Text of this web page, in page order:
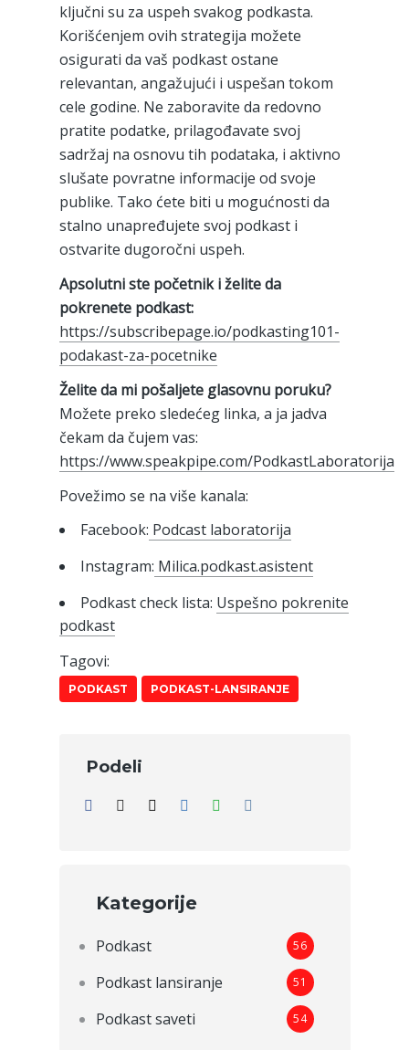
ključni su za uspeh svakog podkasta.
Korišćenjem ovih strategija možete
osigurati da vaš podkast ostane
relevantan, angažujući i uspešan tokom
cele godine. Ne zaboravite da redovno
pratite podatke, prilagođavate svoj
sadržaj na osnovu tih podataka, i aktivno
slušate povratne informacije od svoje
publike. Tako ćete biti u mogućnosti da
stalno unapređujete svoj podkast i
ostvarite dugoročni uspeh.
Apsolutni ste početnik i želite da
pokrenete podkast:
https://subscribepage.io/podkasting101-
podakast-za-pocetnike
Želite da mi pošaljete glasovnu poruku?
Možete preko sledećeg linka, a ja jadva
čekam da čujem vas:
https://www.speakpipe.com/PodkastLaboratorija
Povežimo se na više kanala:
Facebook: Podcast laboratorija
Instagram: Milica.podkast.asistent
Podkast check lista: Uspešno pokrenite
podkast
Tagovi:
PODKAST PODKAST-LANSIRANJE
Podeli
Kategorije
Podkast 56
Podkast lansiranje 51
Podkast saveti 54